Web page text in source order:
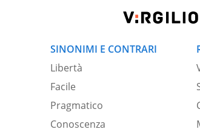
SINONIMI E CONTRARI
Libertà
Facile
Pragmatico
Conoscenza